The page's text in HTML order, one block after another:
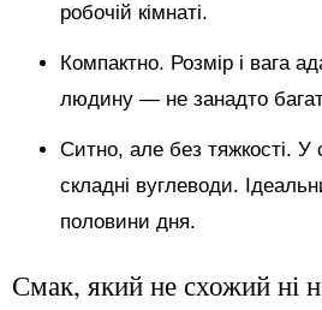
робочій кімнаті.
Компактно. Розмір і вага
людину — не занадто
Ситно, але без тяжкості. У
складні вуглеводи.
половини дня.
Смак, який не схожий ні